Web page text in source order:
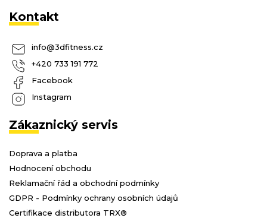
Kontakt
info@3dfitness.cz
+420 733 191 772
Facebook
Instagram
Zákaznický servis
Doprava a platba
Hodnocení obchodu
Reklamační řád a obchodní podmínky
GDPR - Podmínky ochrany osobních údajů
Certifikace distributora TRX®